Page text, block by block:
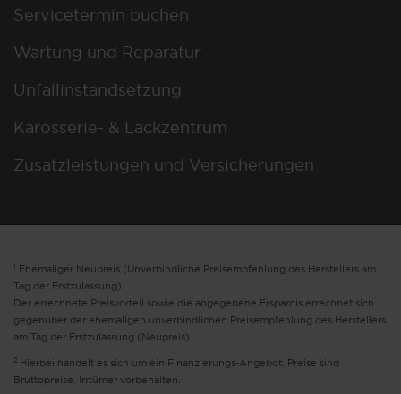
Servicetermin buchen
Wartung und Reparatur
Unfallinstandsetzung
Karosserie- & Lackzentrum
Zusatzleistungen und Versicherungen
1 Ehemaliger Neupreis (Unverbindliche Preisempfehlung des Herstellers am
Tag der Erstzulassung).
Der errechnete Preisvorteil sowie die angegebene Ersparnis errechnet sich
gegenüber der ehemaligen unverbindlichen Preisempfehlung des Herstellers
am Tag der Erstzulassung (Neupreis).
2 Hierbei handelt es sich um ein Finanzierungs-Angebot. Preise sind
Bruttopreise. Irrtümer vorbehalten.